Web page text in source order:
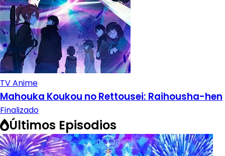
TV Anime
Mahouka Koukou no Rettousei: Raihousha-hen
Finalizado
Últimos Episodios